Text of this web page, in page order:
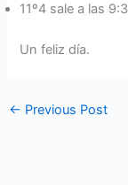
11º4 sale a las
Un feliz día.
← Previous Post